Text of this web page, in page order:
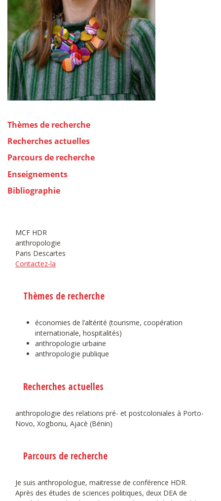
Thèmes de recherche
Recherches actuelles
Parcours de recherche
Enseignements
Bibliographie
MCF HDR
anthropologie
Paris Descartes
Contactez-la
Thèmes de recherche
économies de l’altérité (tourisme, coopération
internationale, hospitalités)
anthropologie urbaine
anthropologie publique
Recherches actuelles
anthropologie des relations pré- et postcoloniales à Porto-
Novo, Xogbonu, Ajacè (Bénin)
Parcours de recherche
Je suis anthropologue, maitresse de conférence HDR.
Après des études de sciences politiques, deux DEA de